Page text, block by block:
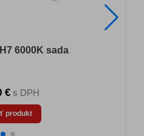
6000K sada
€s DPH
produkt